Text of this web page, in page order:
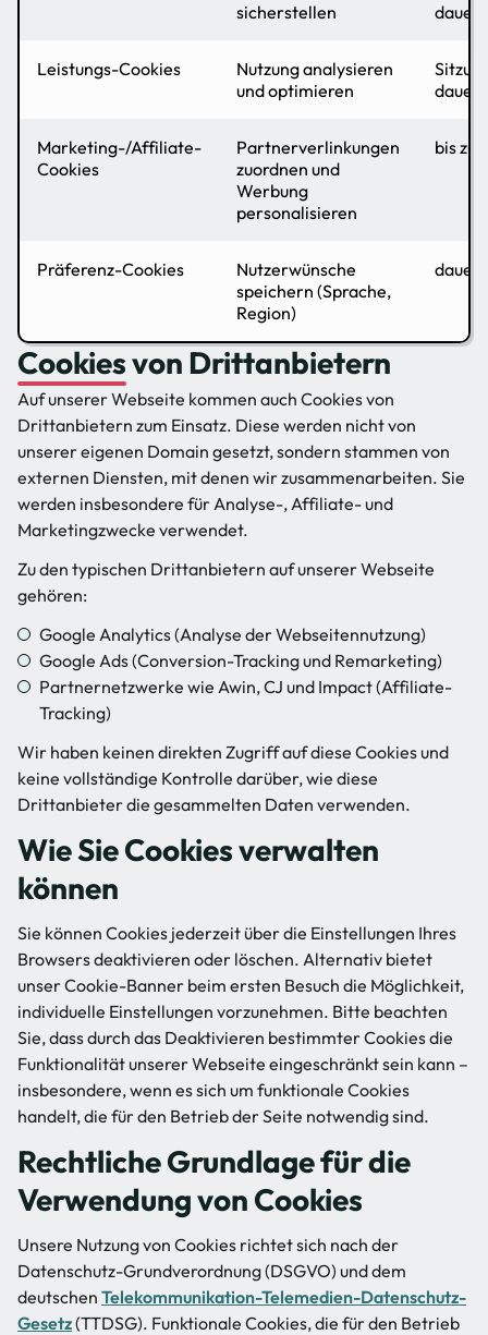
sicherstellen
Leistungs-Cookies
Nutzung analysieren
und optimieren
Marketing-/Affiliate-
Cookies
Partnerverlinkungen
zuordnen und
Werbung
personalisieren
bis zu
Präferenz-Cookies
Nutzerwünsche
speichern (Sprache,
Region)
Cookies von Drittanbietern
Auf unserer Webseite kommen auch Cookies von
Drittanbietern zum Einsatz. Diese werden nicht von
unserer eigenen Domain gesetzt, sondern stammen von
externen Diensten, mit denen wir zusammenarbeiten. Sie
werden insbesondere für Analyse-, Affiliate- und
Marketingzwecke verwendet.
Zu den typischen Drittanbietern auf unserer Webseite
gehören:
Google Analytics (Analyse der Webseitennutzung)
Google Ads (Conversion-Tracking und Remarketing)
Partnernetzwerke wie Awin, CJ und Impact (Affiliate-
Tracking)
Wir haben keinen direkten Zugriff auf diese Cookies und
keine vollständige Kontrolle darüber, wie diese
Drittanbieter die gesammelten Daten verwenden.
Wie Sie Cookies verwalten
können
Sie können Cookies jederzeit über die Einstellungen Ihres
Browsers deaktivieren oder löschen. Alternativ bietet
unser Cookie-Banner beim ersten Besuch die Möglichkeit,
individuelle Einstellungen vorzunehmen. Bitte beachten
Sie, dass durch das Deaktivieren bestimmter Cookies die
Funktionalität unserer Webseite eingeschränkt sein kann –
insbesondere, wenn es sich um funktionale Cookies
handelt, die für den Betrieb der Seite notwendig sind.
Rechtliche Grundlage für die
Verwendung von Cookies
Unsere Nutzung von Cookies richtet sich nach der
Datenschutz-Grundverordnung (DSGVO) und dem
deutschen Telekommunikation-Telemedien-Datenschutz-
Gesetz(TTDSG). Funktionale Cookies, die für den Betrieb